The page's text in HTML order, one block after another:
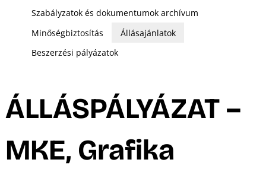
Szabályzatok és dokumentumok archívum
Minőségbiztosítás
Állásajánlatok
Beszerzési pályázatok
ÁLLÁSPÁLYÁZAT –
MKE, Grafika